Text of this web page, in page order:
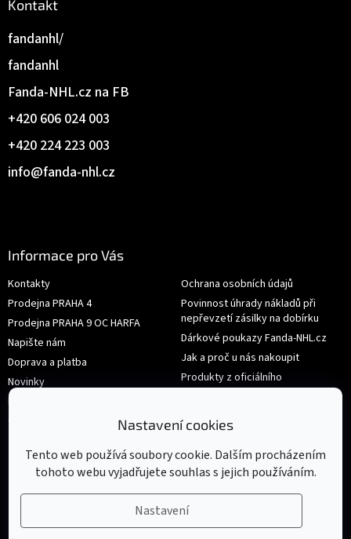
Nastavení cookies
Tento web používá soubory cookie. Dalším procházením
tohoto webu vyjadřujete souhlas s jejich používáním.
Nastavení
Kontakt
info@fanda-nhl.cz
+420 224 223 003
+420 606 024 003
Fanda-NHL.cz na FB
fandanhl
fandanhl/
Informace pro Vás
Kontakty
Prodejna PRAHA 4
Prodejna PRAHA 9 OC HARFA
Napište nám
Doprava a platba
Novinky
Hodnocení obchodu
Obchodní podmínky
Ochrana osobních údajů
Povinnost úhrady nákladů při
nepřevzetí zásilky na dobírku
Dárkové poukazy Fanda-NHL.cz
Jak a proč u nás nakoupit
Produkty z oficiálního
shop.nhl.com
Výměna nebo vrácení zboží